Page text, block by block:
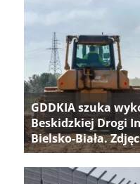
GDDKIA szuka
Beskidzkiej Drogi
Bielsko-Biała.